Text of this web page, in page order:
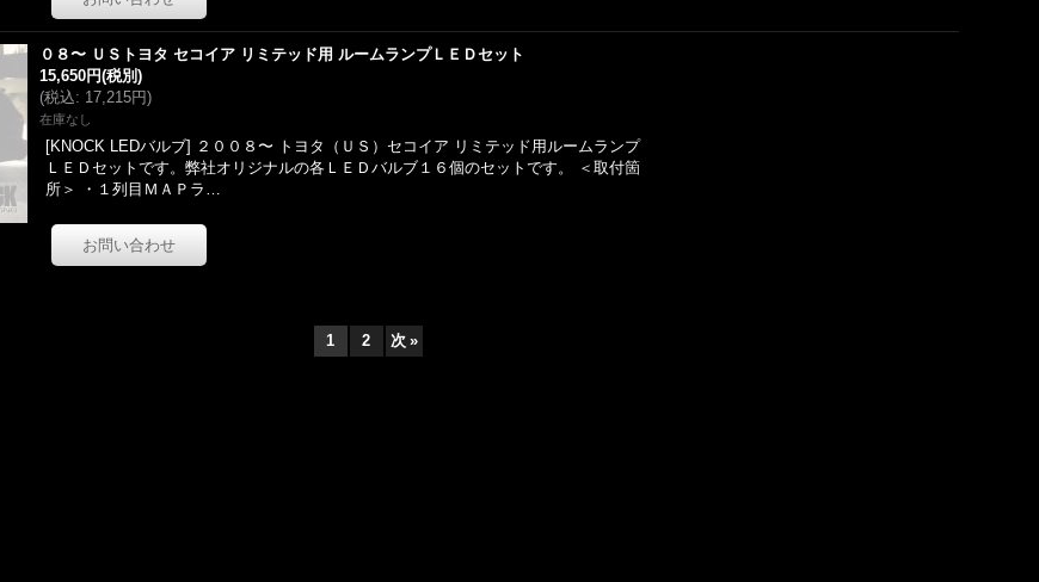
０８〜 ＵＳトヨタ セコイア リミテッド用 ルームランプＬＥＤセット
15,650円(税別)
(税込: 17,215円)
在庫なし
[KNOCK LEDバルブ] ２００８〜 トヨタ（ＵＳ）セコイア リミテッド用ルームランプ
ＬＥＤセットです。弊社オリジナルの各ＬＥＤバルブ１６個のセットです。 ＜取付箇
所＞ ・１列目ＭＡＰラ…
1 2 次 »